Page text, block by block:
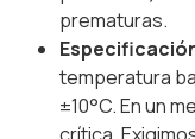
prematuras.
temperatura
±10°C. En un
crítica.